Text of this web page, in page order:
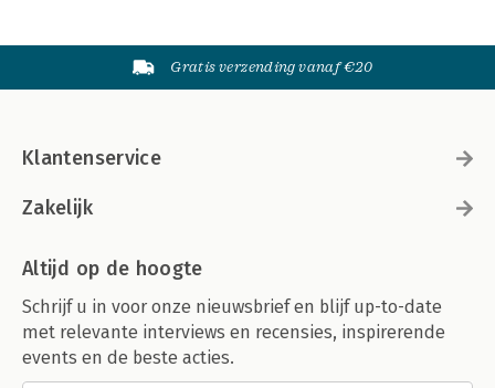
Gratis verzending vanaf €20
Klantenservice
Zakelijk
Altijd op de hoogte
Schrijf u in voor onze nieuwsbrief en blijf up-to-date
met relevante interviews en recensies, inspirerende
events en de beste acties.